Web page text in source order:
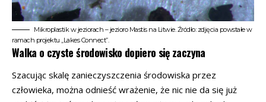
Mikroplastik w jeziorach – jezioro Mastis na Litwie. Źródło: zdjęcia powstałe w
ramach projektu „Lakes Connect”.
Walka o czyste środowisko dopiero się zaczyna
Szacując skalę zanieczyszczenia środowiska przez
człowieka, można odnieść wrażenie, że nic nie da się już